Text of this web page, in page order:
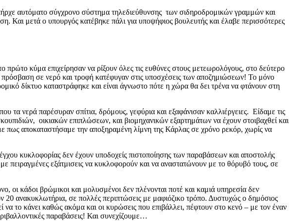
αυτόματο σύγχρονο σύστημα τηλεδιεύθυνσης των σιδηροδρομικών γραμμών και
Και μετά ο υπουργός κατέβηκε πάλι για υποψήφιος βουλευτής και έλαβε περισσότερες
κύμα επιχείρησαν να ρίξουν όλες τις ευθύνες στους μετεωρολόγους, στο δεύτερο
πρόσβαση σε νερό και τροφή κατέφυγαν στις υποσχέσεις των αποζημιώσεων! Το μόνο
δίκτυο καταστράφηκε και είναι άγνωστο πότε η χώρα θα δει τρένα να φτάνουν στη
νερά παρέσυραν σπίτια, δρόμους, γεφύρια και εξαφάνισαν καλλιέργειες. Είδαμε τις
οικιακών επιπλώσεων, και βιομηχανικών εξαρτημάτων να έχουν στοιβαχθεί και
πως αποκαταστήσαμε την αποξηραμένη λίμνη της Κάρλας σε χρόνο ρεκόρ, χωρίς να
κυκλοφορίας δεν έχουν υποδοχείς πιστοποίησης των παραβάσεων και αποστολής
πειραγμένες εξάτμισεις να κυκλοφορούν και να αναστατώνουν με το θόρυβό τους, σε
οι κάδοι βρώμικοι και μολυσμένοι δεν πλένονται ποτέ και καμιά υπηρεσία δεν
20 ανακυκλωτήρια, σε πολλές περιπτώσεις με μαφιόζικο τρόπο. Δυστυχώς ο δημόσιος
να το κάνει καθώς ακόμα και οι κυρώσεις που επιβάλλει, πέφτουν στο κενό – με τον έναν
παραβάσεις! Και συνεχίζουμε…